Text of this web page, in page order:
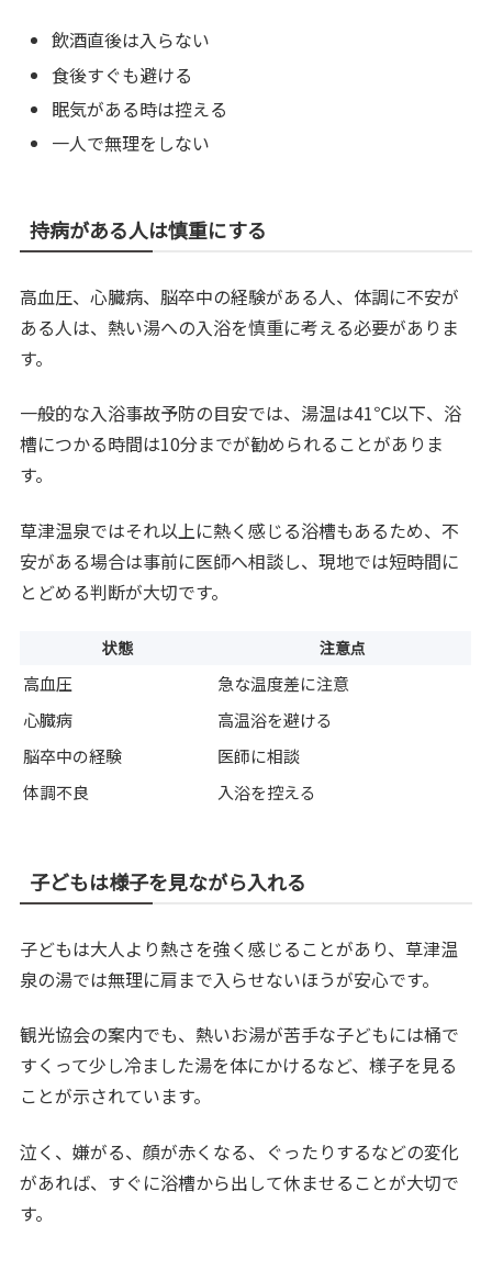
飲酒直後は入らない
食後すぐも避ける
眠気がある時は控える
一人で無理をしない
持病がある人は慎重にする
高血圧、心臓病、脳卒中の経験がある人、体調に不安が
ある人は、熱い湯への入浴を慎重に考える必要がありま
す。
一般的な入浴事故予防の目安では、湯温は41℃以下、浴
槽につかる時間は10分までが勧められることがありま
す。
草津温泉ではそれ以上に熱く感じる浴槽もあるため、不
安がある場合は事前に医師へ相談し、現地では短時間に
とどめる判断が大切です。
状態 注意点
高血圧
急な温度差に注意
心臓病
高温浴を避ける
脳卒中の経験
医師に相談
体調不良
入浴を控える
子どもは様子を見ながら入れる
子どもは大人より熱さを強く感じることがあり、草津温
泉の湯では無理に肩まで入らせないほうが安心です。
観光協会の案内でも、熱いお湯が苦手な子どもには桶で
すくって少し冷ました湯を体にかけるなど、様子を見る
ことが示されています。
泣く、嫌がる、顔が赤くなる、ぐったりするなどの変化
があれば、すぐに浴槽から出して休ませることが大切で
す。